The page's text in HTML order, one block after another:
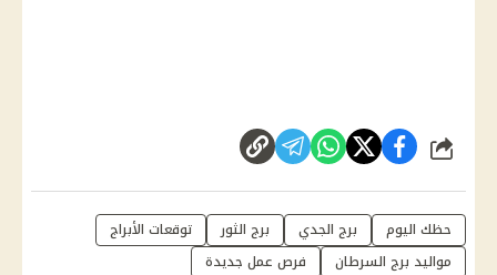
شارك
حظك اليوم برج الجدي برج الثور
توقعات الأبراج
مواليد برج السرطان
فرص عمل جديدة